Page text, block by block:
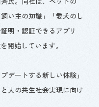
い主の知識」「愛犬のし
明・認証できるアプリ
開始しています。
デートする新しい体験」
人の共生社会実現に向け